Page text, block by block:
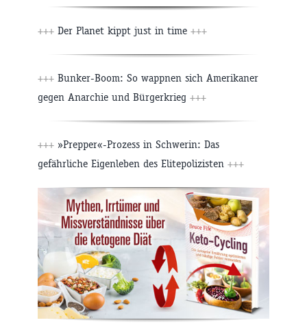
+++ Der Planet kippt just in time +++
+++ Bunker-Boom: So wappnen sich Amerikaner
gegen Anarchie und Bürgerkrieg +++
+++ »Prepper«-Prozess in Schwerin: Das
gefährliche Eigenleben des Elitepolizisten +++